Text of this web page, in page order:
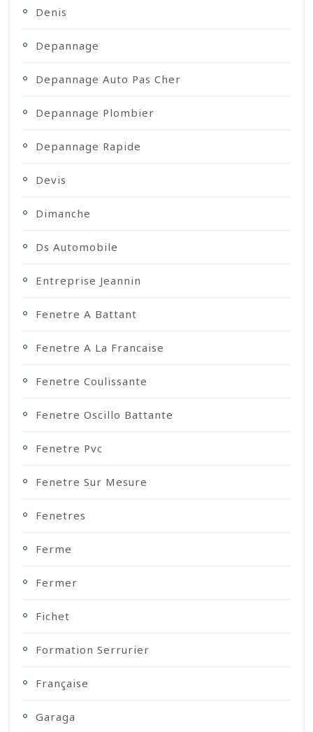
Denis
Depannage
Depannage Auto Pas Cher
Depannage Plombier
Depannage Rapide
Devis
Dimanche
Ds Automobile
Entreprise Jeannin
Fenetre A Battant
Fenetre A La Francaise
Fenetre Coulissante
Fenetre Oscillo Battante
Fenetre Pvc
Fenetre Sur Mesure
Fenetres
Ferme
Fermer
Fichet
Formation Serrurier
Française
Garaga